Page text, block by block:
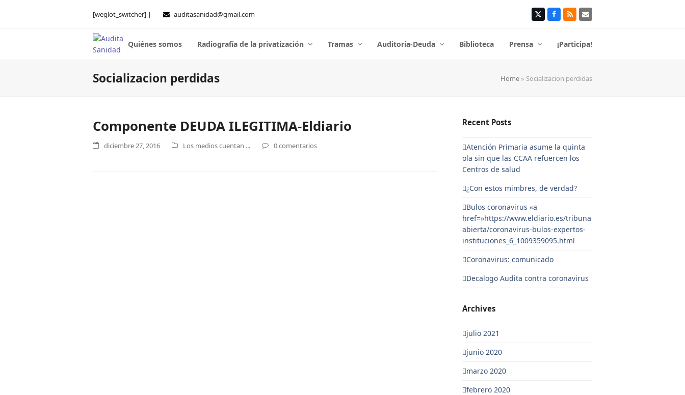
[weglot_switcher] | auditasanidad@gmail.com TwitterFacebook
RSS Correo
Quiénes somos Radiografía de la privatización Tramas Auditoría-Deuda Biblioteca Prensa ¡Participa!
Socializacion perdidas Home » Socializacion perdidas
Componente DEUDA ILEGITIMA-Eldiario
diciembre 27, 2016 Los medios cuentan ... 0 comentarios
Recent Posts
Atención Primaria asume la quinta
ola sin que las CCAA refuercen los
Centros de salud
¿Con estos mimbres, de verdad?
Bulos coronavirus «a
href=»https://www.eldiario.es/tribuna
abierta/coronavirus-bulos-expertos-
instituciones_6_1009359095.html
Coronavirus: comunicado
Decalogo Audita contra coronavirus
Archives
julio 2021
junio 2020
marzo 2020
febrero 2020